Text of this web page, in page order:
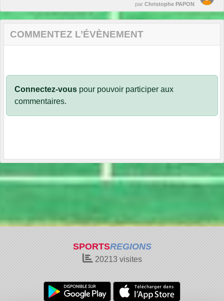
par Christophe PAPON
COMMENTEZ L’ÉVÈNEMENT
Connectez-vous pour pouvoir participer aux
commentaires.
SPORTSREGIONS
20213visites